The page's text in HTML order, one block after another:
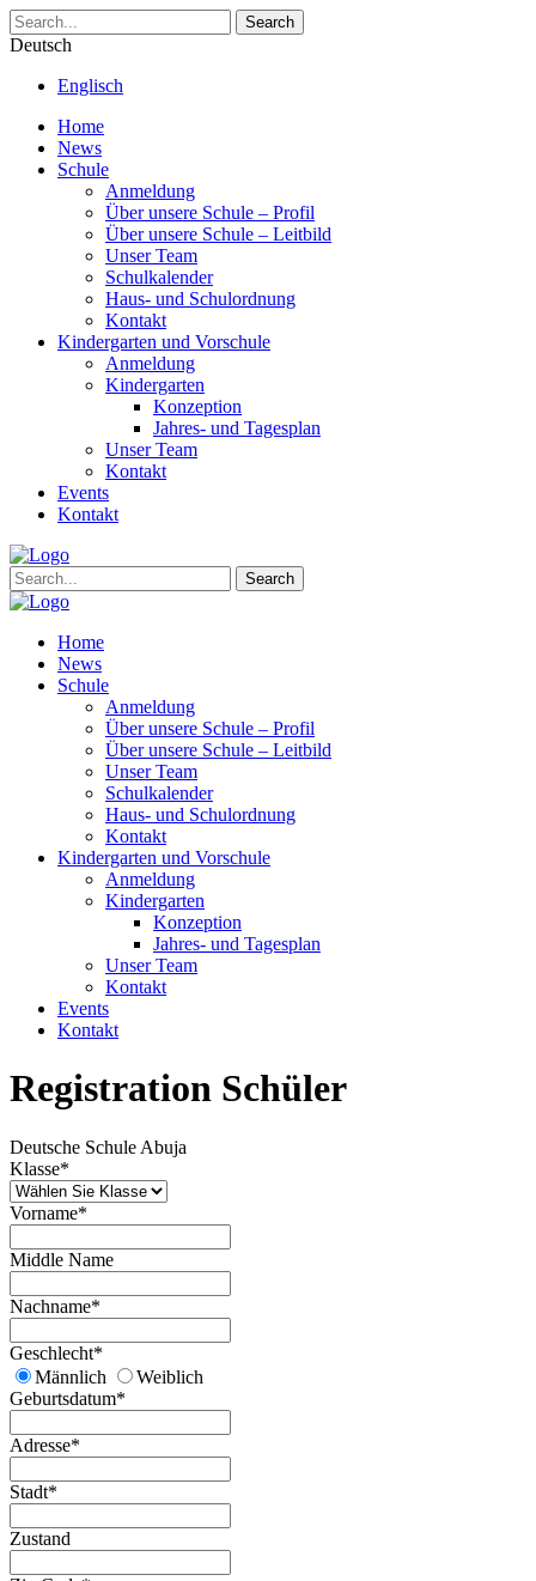
Search
Deutsch
Englisch
Home
News
Schule
Anmeldung
Über unsere Schule – Profil
Über unsere Schule – Leitbild
Unser Team
Schulkalender
Haus- und Schulordnung
Kontakt
Kindergarten und Vorschule
Anmeldung
Kindergarten
Konzeption
Jahres- und Tagesplan
Unser Team
Kontakt
Events
Kontakt
Search
Home
News
Schule
Anmeldung
Über unsere Schule – Profil
Über unsere Schule – Leitbild
Unser Team
Schulkalender
Haus- und Schulordnung
Kontakt
Kindergarten und Vorschule
Anmeldung
Kindergarten
Konzeption
Jahres- und Tagesplan
Unser Team
Kontakt
Events
Kontakt
Registration Schüler
Deutsche Schule Abuja
Klasse*
Vorname*
Middle Name
Nachname*
Geschlecht*
Männlich
Weiblich
Geburtsdatum*
Adresse*
Stadt*
Zustand